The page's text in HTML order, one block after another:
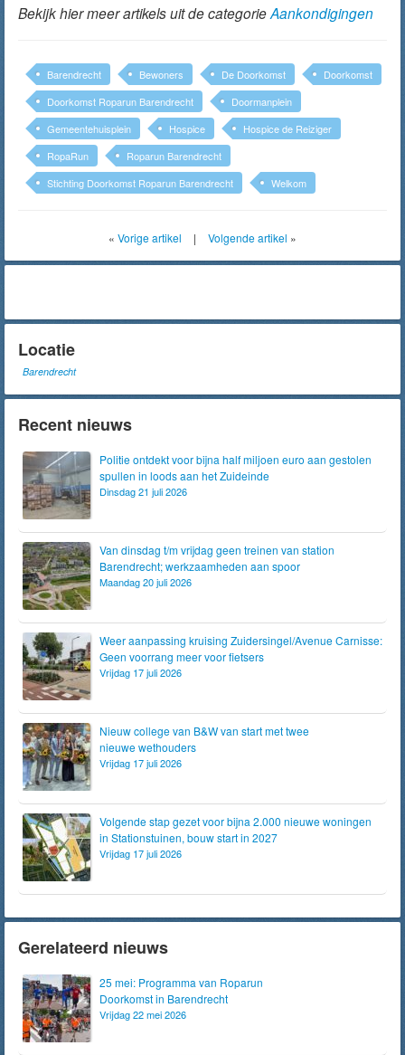
Bekijk hier meer artikels uit de categorieAankondigingen
Barendrecht Bewoners De Doorkomst
Doorkomst
Doorkomst Roparun Barendrecht
Doormanplein
Gemeentehuisplein
Hospice
Hospice de Reiziger
RopaRun
Roparun Barendrecht
Stichting Doorkomst Roparun Barendrecht
Welkom
« Vorige artikel | Volgende artikel »
Locatie
Barendrecht
Recent nieuws
Politie ontdekt voor bijna half miljoen euro aan gestolen
spullen in loods aan het Zuideinde
Dinsdag 21 juli 2026
Van dinsdag t/m vrijdag geen treinen van station
Barendrecht; werkzaamheden aan spoor
Maandag 20 juli 2026
Weer aanpassing kruising Zuidersingel/Avenue Carnisse:
Geen voorrang meer voor fietsers
Vrijdag 17 juli 2026
Nieuw college van B&W van start met twee
nieuwe wethouders
Vrijdag 17 juli 2026
Volgende stap gezet voor bijna 2.000 nieuwe woningen
in Stationstuinen, bouw start in 2027
Vrijdag 17 juli 2026
Gerelateerd nieuws
25 mei: Programma van Roparun
Doorkomst in Barendrecht
Vrijdag 22 mei 2026